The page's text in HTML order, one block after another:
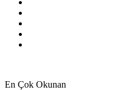
En Çok Okunan